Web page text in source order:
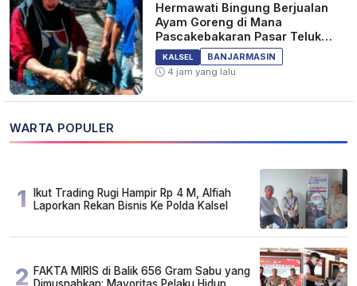
Hermawati Bingung Berjualan
Ayam Goreng di Mana
Pascakebakaran Pasar Teluk
Dalam Banjarmasin
KALSEL
BANJARMASIN
4 jam yang lalu
WARTA POPULER
1
Ikut Trading Rugi Hampir Rp 4 M, Alfiah
Laporkan Rekan Bisnis Ke Polda Kalsel
2 FAKTA MIRIS di Balik 656 Gram Sabu yang